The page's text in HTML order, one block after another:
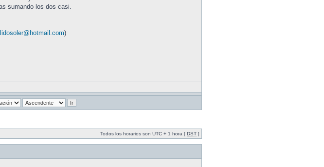
sumando los dos casi.
)
Todos los horarios son UTC + 1 hora [ DST ]